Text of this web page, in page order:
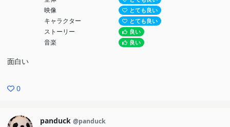
映像 とても良い
キャラクター とても良い
ストーリー 良い
音楽 良い
面白い
0
panduck @panduck